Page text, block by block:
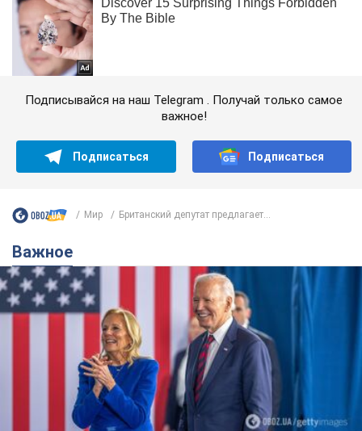
Подписывайся на наш Telegram . Получай только самое
важное!
Подписаться Подписаться
Мир Британский депутат предлагает...
Важное